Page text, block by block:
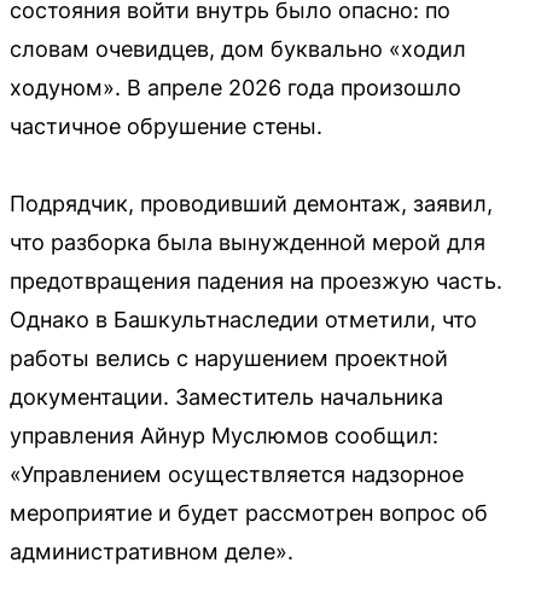
состояния войти внутрь было опасно: по
словам очевидцев, дом буквально «ходил
ходуном». В апреле 2026 года произошло
частичное обрушение стены.
Подрядчик, проводивший демонтаж, заявил,
что разборка была вынужденной мерой для
предотвращения падения на проезжую часть.
Однако в Башкультнаследии отметили, что
работы велись с нарушением проектной
документации. Заместитель начальника
управления Айнур Муслюмов сообщил:
«Управлением осуществляется надзорное
мероприятие и будет рассмотрен вопрос об
административном деле».